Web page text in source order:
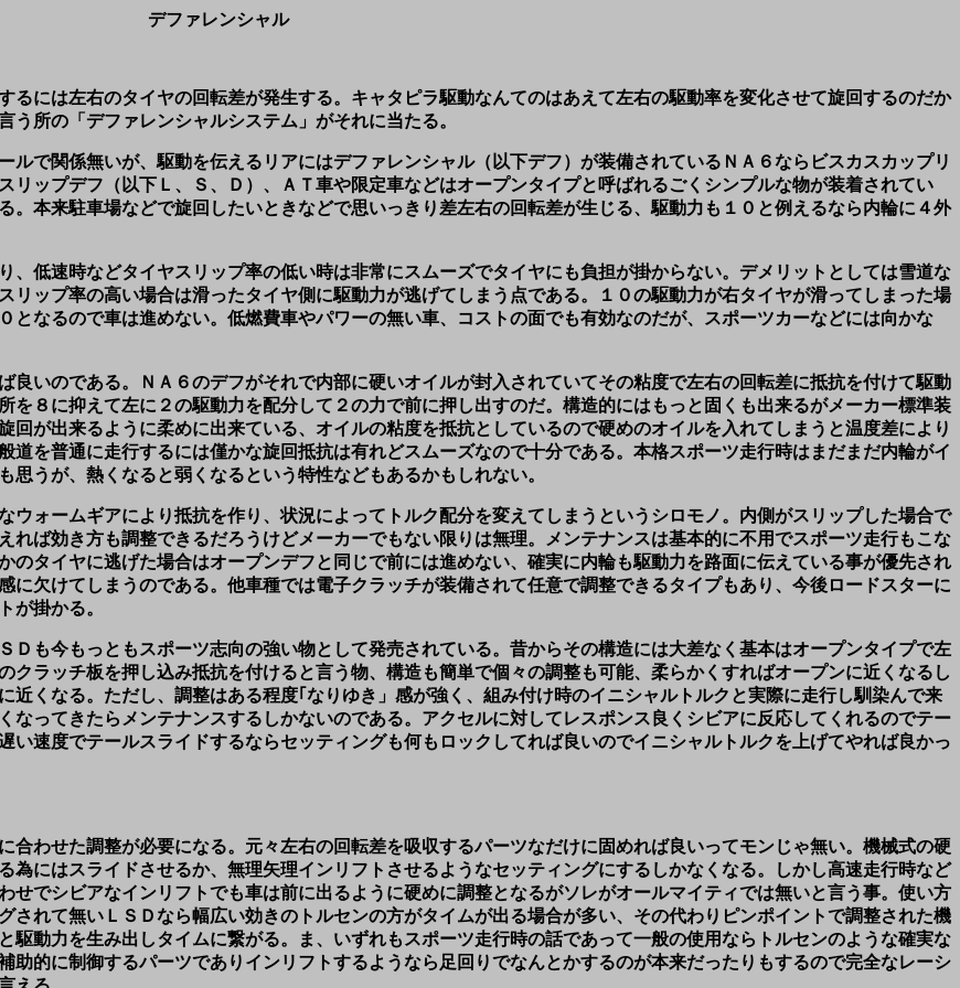
デファレンシャル
るには左右のタイヤの回転差が発生する。キャタピラ駆動なんてのはあえて左右の駆動率を変化させて旋回するのだか
所の「デファレンシャルシステム」がそれに当たる。
で関係無いが、駆動を伝えるリアにはデファレンシャル（以下デフ）が装備されているＮＡ６ならビスカスカップリ
リップデフ（以下Ｌ、Ｓ、Ｄ）、ＡＴ車や限定車などはオープンタイプと呼ばれるごくシンプルな物が装着されてい
。本来駐車場などで旋回したいときなどで思いっきり差左右の回転差が生じる、駆動力も１０と例えるなら内輪に４外
低速時などタイヤスリップ率の低い時は非常にスムーズでタイヤにも負担が掛からない。デメリットとしては雪道な
リップ率の高い場合は滑ったタイヤ側に駆動力が逃げてしまう点である。１０の駆動力が右タイヤが滑ってしまった場
なるので車は進めない。低燃費車やパワーの無い車、コストの面でも有効なのだが、スポーツカーなどには向かな
良いのである。ＮＡ６のデフがそれで内部に硬いオイルが封入されていてその粘度で左右の回転差に抵抗を付けて駆動
を８に抑えて左に２の駆動力を配分して２の力で前に押し出すのだ。構造的にはもっと固くも出来るがメーカー標準装
が出来るように柔めに出来ている、オイルの粘度を抵抗としているので硬めのオイルを入れてしまうと温度差により
を普通に走行するには僅かな旋回抵抗は有れどスムーズなので十分である。本格スポーツ走行時はまだまだ内輪がイ
うが、熱くなると弱くなるという特性などもあるかもしれない。
ウォームギアにより抵抗を作り、状況によってトルク配分を変えてしまうというシロモノ。内側がスリップした場合で
れば効き方も調整できるだろうけどメーカーでもない限りは無理。メンテナンスは基本的に不用でスポーツ走行もこな
タイヤに逃げた場合はオープンデフと同じで前には進めない、確実に内輪も駆動力を路面に伝えている事が優先され
欠けてしまうのである。他車種では電子クラッチが装備されて任意で調整できるタイプもあり、今後ロードスターに
が掛かる。
Ｄも今もっともスポーツ志向の強い物として発売されている。昔からその構造には大差なく基本はオープンタイプで左
ラッチ板を押し込み抵抗を付けると言う物、構造も簡単で個々の調整も可能、柔らかくすればオープンに近くなるし
くなる。ただし、調整はある程度｢なりゆき」感が強く、組み付け時のイニシャルトルクと実際に走行し馴染んで来
なってきたらメンテナンスするしかないのである。アクセルに対してレスポンス良くシビアに反応してくれるのでテー
速度でテールスライドするならセッティングも何もロックしてれば良いのでイニシャルトルクを上げてやれば良かっ
わせた調整が必要になる。元々左右の回転差を吸収するパーツなだけに固めれば良いってモンじゃ無い。機械式の硬
にはスライドさせるか、無理矢理インリフトさせるようなセッティングにするしかなくなる。しかし高速走行時など
せでシビアなインリフトでも車は前に出るように硬めに調整となるがソレがオールマイティでは無いと言う事。使い方
されて無いＬＳＤなら幅広い効きのトルセンの方がタイムが出る場合が多い、その代わりピンポイントで調整された機
動力を生み出しタイムに繋がる。ま、いずれもスポーツ走行時の話であって一般の使用ならトルセンのような確実な
助的に制御するパーツでありインリフトするようなら足回りでなんとかするのが本来だったりもするので完全なレーシ